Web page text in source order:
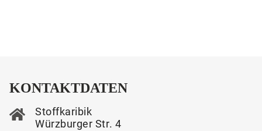
KONTAKTDATEN
Stoffkaribik
Würzburger Str. 4